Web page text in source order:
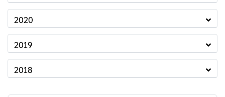
2020
2019
2018